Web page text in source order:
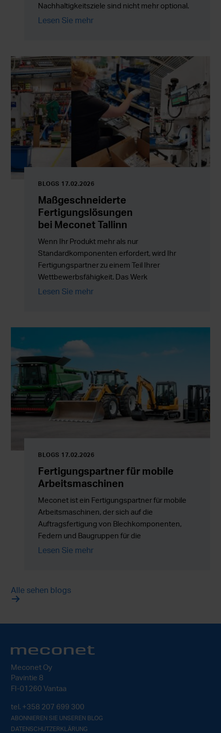
Nachhaltigkeitsziele sind nicht mehr optional.
Gleichzeitig müssen die Produktionsmengen
Lesen Sie mehr
BLOGS 17.02.2026
Maßgeschneiderte
Fertigungslösungen
bei Meconet Tallinn
Wenn Ihr Produkt mehr als nur
Standardkomponenten erfordert, wird Ihr
Fertigungspartner zu einem Teil Ihrer
Wettbewerbsfähigkeit. Das Werk
von Meconet in Tallinn unterstützt Kunden
Lesen Sie mehr
BLOGS 17.02.2026
Fertigungspartner für mobile
Arbeitsmaschinen
Meconet ist ein Fertigungspartner für mobile
Arbeitsmaschinen, der sich auf die
Auftragsfertigung von Blechkomponenten,
Federn und Baugruppen für die
Serienproduktion in ganz Europa spezialisiert
Lesen Sie mehr
Alle sehen blogs
Meconet Oy
Pavintie 8
FI-01260 Vantaa
tel. +358 207 699 300
ABONNIEREN SIE UNSEREN BLOG
DATENSCHUTZERKLÄRUNG